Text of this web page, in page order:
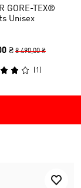
GORE-TEX®
Unisex
₴ 8 490,00 ₴
(1 )